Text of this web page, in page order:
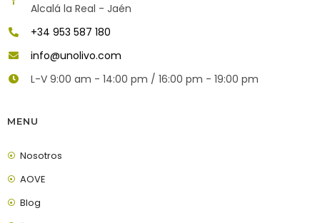
Alcalá la Real - Jaén
+34 953 587 180
info@unolivo.com
L-V 9:00 am - 14:00 pm / 16:00 pm - 19:00 pm
MENU
Nosotros
AOVE
Blog